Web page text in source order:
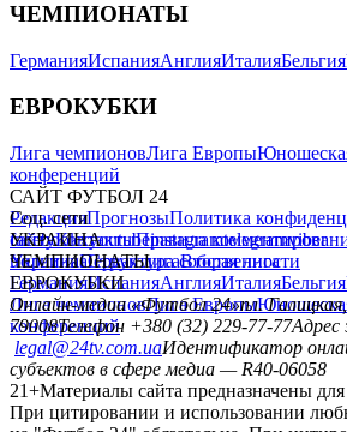
ЧЕМПИОНАТЫ
ГерманияИспанияАнглияИталияБельгия
ЕВРОКУБКИ
Лига чемпионовЛига Европы
конференций
САЙТ ФУТБОЛ 24
РедакцияПрогнозыПолитика
сайтуКонтактыПравила
политикаСтруктура собственности
Соц. сети
facebookxyoutubeinstagramtelegramviber
УКРАИНА
УкраинаПервая лигаВторая лига
ЧЕМПИОНАТЫ
ГерманияИспанияАнглияИталияБельгия
ЕВРОКУБКИ
Лига чемпионовЛига Европы
конференций
Онлайн-медиа «Футбол 24»пл.
79008Телефон +380 (32) 229-77-77Адрес
legal@24tv.com.uaИдентификатор
субъектов в сфере медиа — R40-06058
21+Материалы сайта предназначены
При цитировании и использовании